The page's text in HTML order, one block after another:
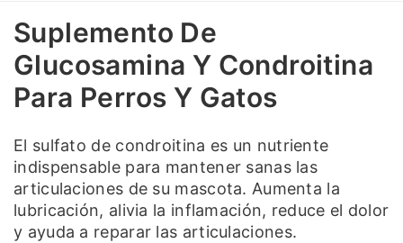
Suplemento De
Glucosamina Y Condroitina
Para Perros Y Gatos
El sulfato de condroitina es un nutriente
indispensable para mantener sanas las
articulaciones de su mascota. Aumenta la
lubricación, alivia la inflamación, reduce el dolor
y ayuda a reparar las articulaciones.